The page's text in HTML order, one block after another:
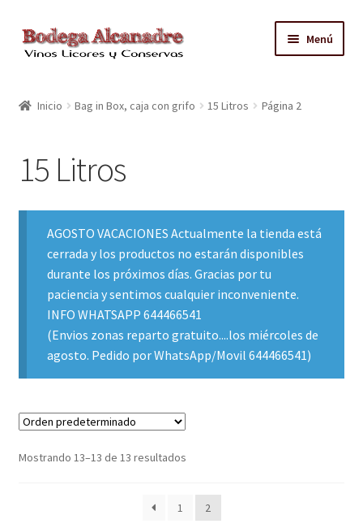
Ir
Ir
al
Menú
CAJAS CON GRIFO
ACEITE
CONTACTO
ZONAS REPARTO GRATUITO Y CONDICIONES
Inicio Bag in Box, caja con grifo 15 Litros Página 2
15 Litros
AGOSTO VACACIONES Actualmente la tienda está
cerrada y los productos no estarán disponibles
durante los próximos días. Gracias por tu
paciencia y sentimos cualquier inconveniente.
INFO WHATSAPP 644466541
(Envios zonas reparto gratuito....los miércoles de
agosto. Pedido por WhatsApp/Movil 644466541)
Mostrando 13–13 de 13 resultados
1 2